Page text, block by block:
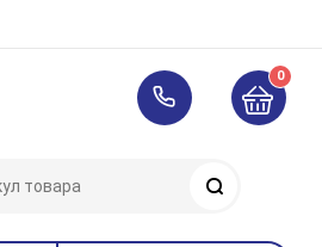
0